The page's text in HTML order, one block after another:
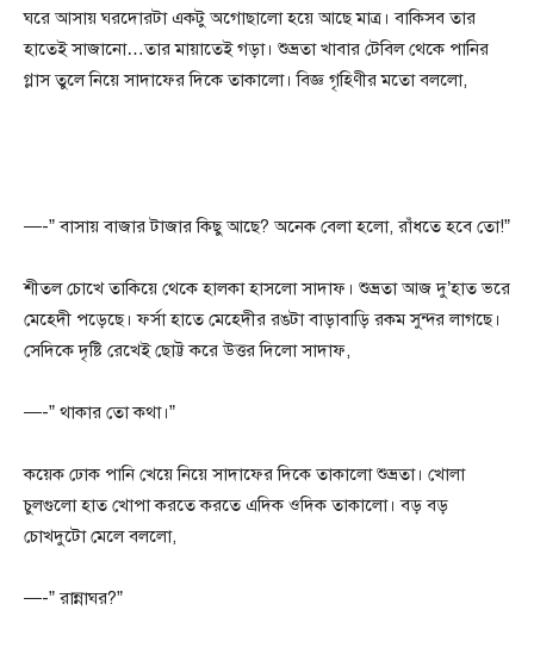
ঘরে আসায় ঘরদোরটা একটু অগোছালো হয়ে আছে মাত্র। বাকিসব তার
হাতেই সাজানো…তার মায়াতেই গড়া। শুভ্রতা খাবার টেবিল থেকে পানির
গ্লাস তুলে নিয়ে সাদাফের দিকে তাকালো। বিজ্ঞ গৃহিণীর মতো বললো,
—-” বাসায় বাজার টাজার কিছু আছে? অনেক বেলা হলো, রাঁধতে হবে তো!”
শীতল চোখে তাকিয়ে থেকে হালকা হাসলো সাদাফ। শুভ্রতা আজ দু’হাত ভরে
মেহেদী পড়েছে। ফর্সা হাতে মেহেদীর রঙটা বাড়াবাড়ি রকম সুন্দর লাগছে।
সেদিকে দৃষ্টি রেখেই ছোট্ট করে উত্তর দিলো সাদাফ,
—-” থাকার তো কথা।”
কয়েক ঢোক পানি খেয়ে নিয়ে সাদাফের দিকে তাকালো শুভ্রতা। খোলা
চুলগুলো হাত খোপা করতে করতে এদিক ওদিক তাকালো। বড় বড়
চোখদুটো মেলে বললো,
—-” রান্নাঘর?”